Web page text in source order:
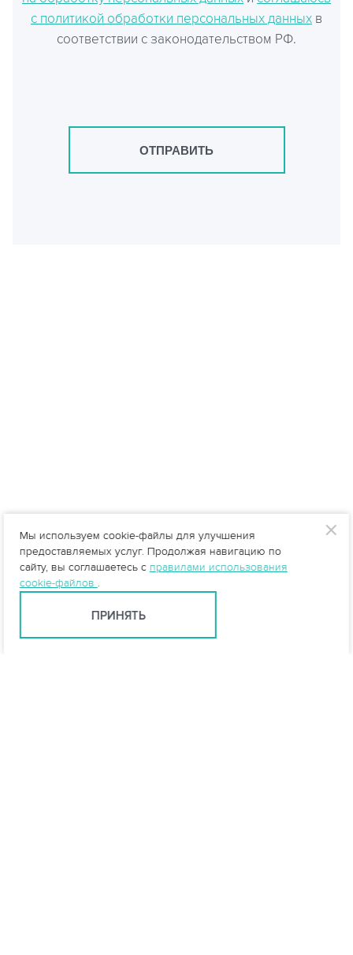
с политикой обработки персональных данных в
соответствии с законодательством РФ.
ОТПРАВИТЬ
Мы используем cookie-файлы для улучшения
предоставляемых услуг. Продолжая навигацию по
сайту, вы соглашаетесь с правилами использования
cookie-файлов .
ПРИНЯТЬ